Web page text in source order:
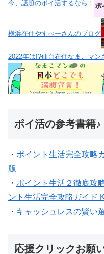
今、話題のポイ活するなら！
横浜在住やすべーさんのブログ
2022年は!?仙台在住なまこマン
ポイ活の参考書籍♪
・ ポイント生活完全攻略
版
・ ポイント生活２徹底攻
ント生活完全攻略ガイド
・ キャッシュレスの賢い
応援クリックお願